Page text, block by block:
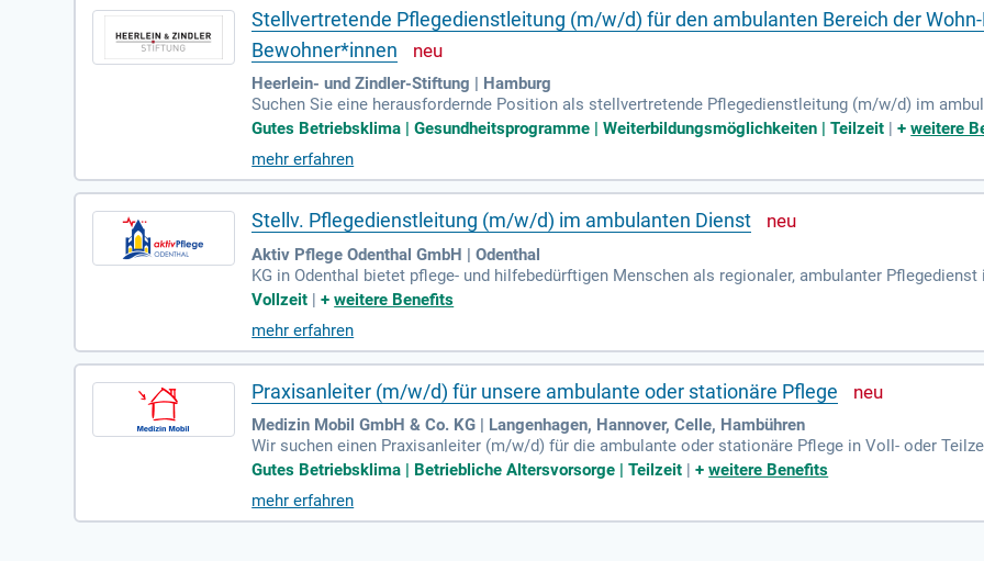
Stellvertretende Pflegedienstleitung (m/w/d) für den ambulanten Bereich der
Bewohner*innen
Heerlein- und Zindler-Stiftung | Hamburg
Suchen Sie eine herausfordernde Position als stellvertretende Pflegedienstleitung (m/w/d) im
inschaft mit 27 Bewohner*innen übernehmen Sie die Verantwortung für die Organisation und
Pflegeverständnis. Die fachgerechte Durchführung von Behandlungspflege und Grundpflege liegt
tiv zur Sicherung und Weiterentwicklung der Pflegequalität bei und setzen Sie unsere hohen
Gutes Betriebsklima | Gesundheitsprogramme | Weiterbildungsmöglichkeiten | Teilzeit |+weitere
mehr erfahren
Stellv. Pflegedienstleitung (m/w/d) im ambulanten Dienst
Aktiv Pflege Odenthal GmbH | Odenthal
KG in Odenthal bietet pflege- und hilfebedürftigen Menschen als regionaler, ambulanter Pflegedienst
ng eine bestmögliche ambulante Pflege und zuverlässige Hilfe im Haushalt sowie im Alltag – direkt
Vollzeit |+weitere Benefits
mehr erfahren
Praxisanleiter (m/w/d) für unsere ambulante oder stationäre Pflege
Medizin Mobil GmbH & Co. KG | Langenhagen, Hannover, Celle, Hambühren
Wir suchen einen Praxisanleiter (m/w/d) für die ambulante oder stationäre Pflege in Voll- oder
istellung von mindestens 50% von der Pflege. Ihre Hauptaufgabe ist die Umsetzung des praktischen
ungsorientierter Lernsituationen. Sie erhalten kompetente Unterstützung von unserer hauseigenen
ur Seite steht. Gemeinsam mit Lehrkräften und abgestimmten Materialien sorgen wir für eine
asst auch das Führen von Lernstandsgesprächen und die gezielte Prüfungsvorbereitung unserer
Gutes Betriebsklima | Betriebliche Altersvorsorge | Teilzeit |+weitere Benefits
mehr erfahren